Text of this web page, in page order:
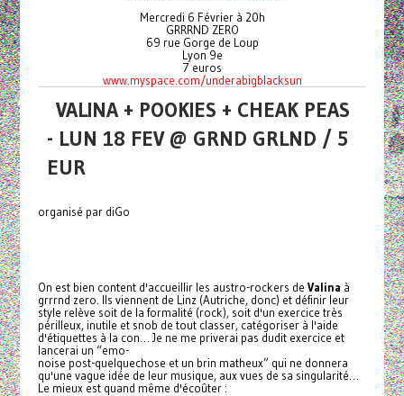
Mercredi 6 Février à 20h
GRRRND ZERO
69 rue Gorge de Loup
Lyon 9e
7 euros
www.myspace.com/underabigblacksun
VALINA + POOKIES + CHEAK PEAS
- LUN 18 FEV @ GRND GRLND / 5
EUR
organisé par diGo
On est bien content d'accueillir les austro-rockers de Valina à
grrrnd zero. Ils viennent de Linz (Autriche, donc) et définir leur
style relève soit de la formalité (rock), soit d'un exercice très
périlleux, inutile et snob de tout classer, catégoriser à l'aide
d'étiquettes à la con… Je ne me priverai pas dudit exercice et
lancerai un “emo-
noise post-quelquechose et un brin matheux” qui ne donnera
qu'une vague idée de leur musique, aux vues de sa singularité…
Le mieux est quand même d'écoûter :